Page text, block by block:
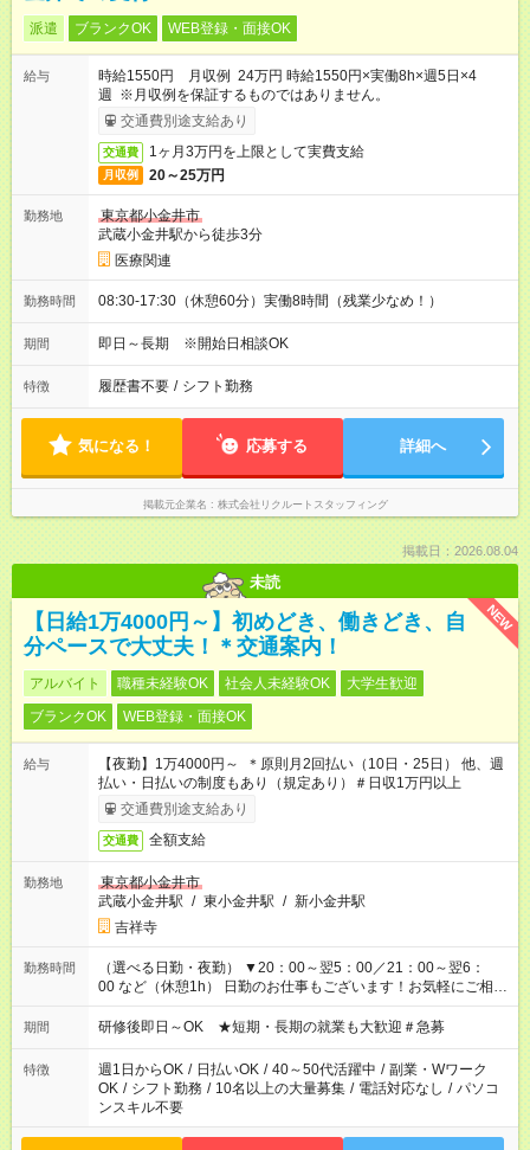
派遣 ブランクOK WEB登録・面接OK
給与
時給1550円 月収例 24万円 時給1550円×実働8h×週5日×4
週 ※月収例を保証するものではありません。
交通費別途支給あり
交通費 1ヶ月3万円を上限として実費支給
月収例 20～25万円
勤務地
東京都小金井市
武蔵小金井駅から徒歩3分
医療関連
勤務時間 08:30-17:30（休憩60分）実働8時間（残業少なめ！）
期間 即日～長期 ※開始日相談OK
特徴 履歴書不要 / シフト勤務
気になる！ 応募する 詳細へ
掲載元企業名 株式会社リクルートスタッフィング
掲載日：2026.08.04
未読
NEW
【日給1万4000円～】初めどき、働きどき、自
分ペースで大丈夫！＊交通案内！
アルバイト 職種未経験OK 社会人未経験OK
大学生歓迎
ブランクOK
WEB登録・面接OK
給与
【夜勤】1万4000円～ ＊原則月2回払い（10日・25日） 他、週
払い・日払いの制度もあり（規定あり）＃日収1万円以上
交通費別途支給あり
交通費 全額支給
勤務地
東京都小金井市
武蔵小金井駅 / 東小金井駅 / 新小金井駅
吉祥寺
勤務時間
（選べる日勤・夜勤） ▼20：00～翌5：00／21：00～翌6：
00 など（休憩1h） 日勤のお仕事もございます！お気軽にご相談
ください！
期間 研修後即日～OK ★短期・長期の就業も大歓迎＃急募
特徴 週1日からOK / 日払いOK / 40～50代活躍中 / 副業・Wワーク
OK / シフト勤務 / 10名以上の大量募集 / 電話対応なし / パソコ
ンスキル不要